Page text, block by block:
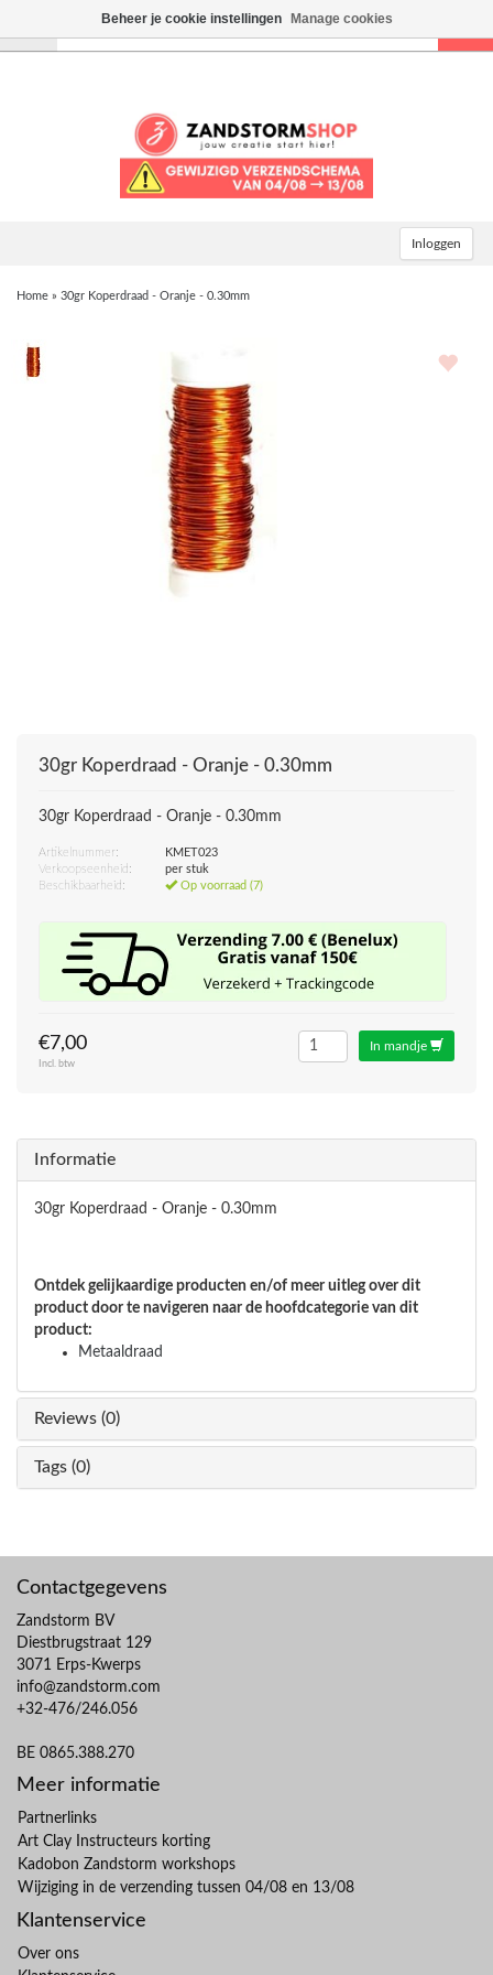
Inloggen
Home » 30gr Koperdraad - Oranje - 0.30mm
30gr Koperdraad - Oranje - 0.30mm
30gr Koperdraad - Oranje - 0.30mm
Artikelnummer:
KMET023
Verkoopseenheid:
per stuk
Beschikbaarheid:
Op voorraad (7)
€7,00
Incl. btw
In mandje
Informatie
30gr Koperdraad - Oranje - 0.30mm
Ontdek gelijkaardige producten en/of meer uitleg over dit
product door te navigeren naar de hoofdcategorie van dit
product:
Metaaldraad
Reviews (0)
Tags (0)
Contactgegevens
Zandstorm BV
Diestbrugstraat 129
3071 Erps-Kwerps
info@zandstorm.com
+32-476/246.056
BE 0865.388.270
Meer informatie
Partnerlinks
Art Clay Instructeurs korting
Kadobon Zandstorm workshops
Wijziging in de verzending tussen 04/08 en 13/08
Klantenservice
Over ons
Beheer je cookie instellingen Manage cookies